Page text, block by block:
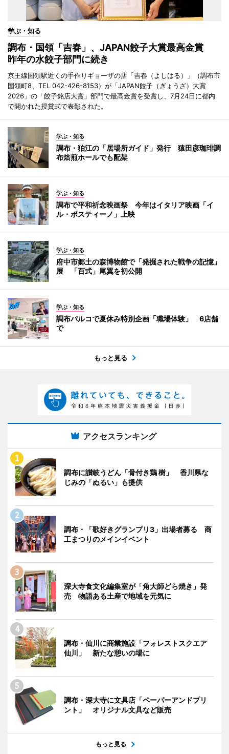
学ぶ・知る
調布・国領「吉春」、JAPAN餃子大賞最高金賞
昨年の水餃子部門に続き
京王線国領駅近くの手作りギョーザの店「吉春（よしはる）」（調布市
国領町8、TEL 042-426-8153）が「JAPAN餃子（ぎょうざ）大賞
2026」の「餃子銘店大賞」部門で最高金賞を受賞し、7月24日に都内
で開かれた授賞式で表彰された。
学ぶ・知る
調布・狛江の「居場所ガイド」発行 猿田彦珈琲調
布焙煎ホールでも配架
学ぶ・知る
調布で平和祈念映画祭 今年はイタリア映画「イ
ル・ポスティーノ」上映
学ぶ・知る
府中市郷土の森博物館で「発掘された戦争の記憶」
展 「百式」尾翼を初公開
学ぶ・知る
調布パルコで夏休み特別企画「職場体験」 6店舗
で
もっと見る
アクセスランキング
調布に讃岐うどん「骨付き鶏 樹」 香川県な
じみの「ぬるい」も提供
調布・「歌好きグランプリ3」出場者募る 商
工まつりのメインイベント
深大寺食文化編集室が「角大師どら焼き」発
売 物語ある土産で地域を元気に
調布・仙川に商業施設「フォレストスクエア
仙川」 新たな憩いの場に
調布・深大寺に文具店「ペーパーアンドプリ
ント」 オリジナル文具など販売
もっと見る